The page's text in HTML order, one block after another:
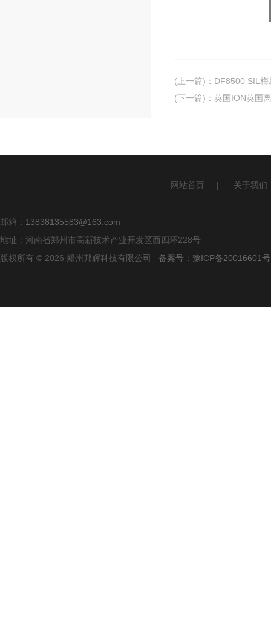
(上一篇) ： DF8500 SIL
(下一篇) ： 英国ION英国
网站首页 | 关于我们
邮箱： 13838135583@163.com
地址：河南省郑州市高新技术产业开发区西四环228号
版权所有 © 2026 郑州邦辉科技有限公司 备案号：豫ICP备20016601